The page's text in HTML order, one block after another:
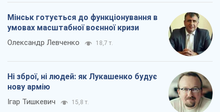
Мінськ готується до функціонування в
умовах масштабної воєнної кризи
Олександр Левченко 18,7 т.
Ні зброї, ні людей: як Лукашенко будує
нову армію
Ігар Тишкевич 15,8 т.